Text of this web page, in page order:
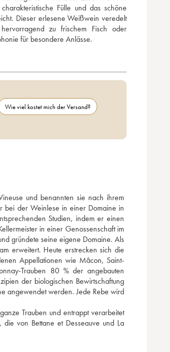
Fülle und das schöne
Dieser erlesene Weißwein veredelt
zu frischem Fisch oder
Wie viel kostet mich der Versand?
und benannten sie nach ihrem
bei der Weinlese in einer Domaine in
Studien, indem er einen
in einer Genossenschaft im
gründete seine eigene Domaine. Als
erweitert. Heute erstrecken sich die
Appellationen wie Mâcon, Saint-
Trauben 80 % der angebauten
der biologischen Bewirtschaftung
angewendet werden. Jede Rebe wird
Trauben und entrappt verarbeitet
von Bettane et Desseauve und La